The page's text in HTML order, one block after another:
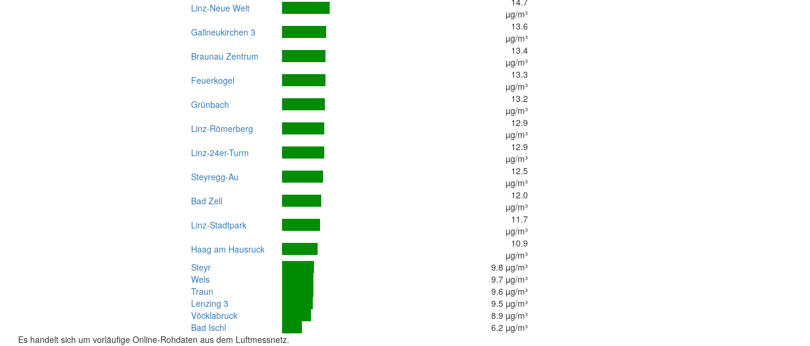
Linz-Neue Welt
µg/m³
Gallneukirchen 3
13.6
µg/m³
Braunau Zentrum
13.4
µg/m³
Feuerkogel
13.3
µg/m³
Grünbach
13.2
µg/m³
Linz-Römerberg
12.9
µg/m³
Linz-24er-Turm
12.9
µg/m³
Steyregg-Au
12.5
µg/m³
Bad Zell
12.0
µg/m³
Linz-Stadtpark
11.7
µg/m³
Haag am Hausruck
10.9
µg/m³
Steyr
9.8 µg/m³
Wels
9.7 µg/m³
Traun
9.6 µg/m³
Lenzing 3
9.5 µg/m³
Vöcklabruck
8.9 µg/m³
Bad Ischl
6.2 µg/m³
Es handelt sich um vorläufige Online-Rohdaten aus dem Luftmessnetz.